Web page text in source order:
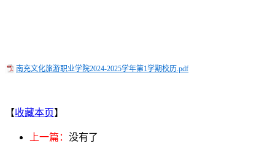
南充文化旅游职业学院2024-2025学年第1学期校历.pdf
【收藏本页】
上一篇： 没有了